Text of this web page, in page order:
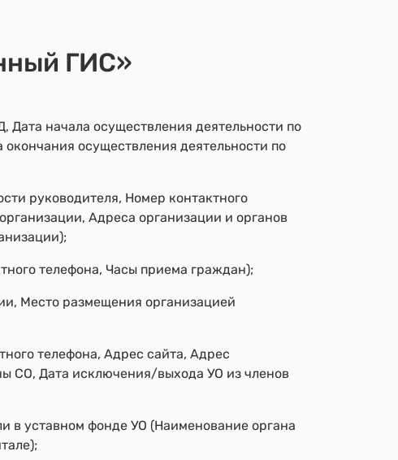
ГИС»
начала осуществления деятельности по
осуществления деятельности по
руководителя, Номер контактного
Адреса организации и органов
телефона, Часы приема граждан);
Место размещения организацией
телефона, Адрес сайта, Адрес
СО, Дата исключения/выхода УО из членов
в уставном фонде УО (Наименование органа